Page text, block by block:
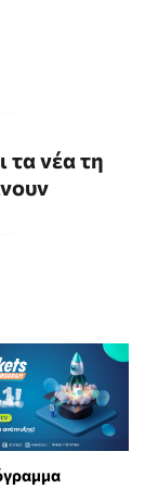
τα νέα τη